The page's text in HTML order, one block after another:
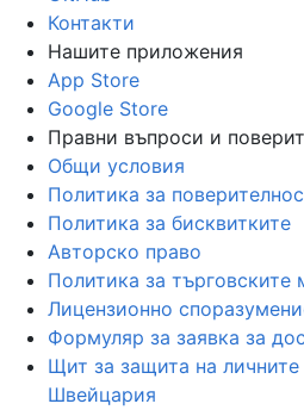
Контакти
Нашите приложения
App Store
Google Store
Правни въпроси и
Общи условия
Политика за
Политика за бисквитките
Авторско право
Политика за търговските
Лицензионно
Формуляр за заявка за
Щит за защита на
Швейцария